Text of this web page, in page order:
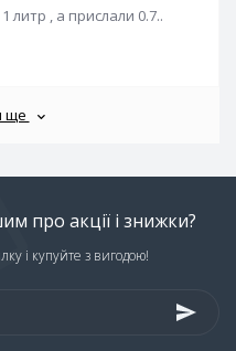
литр , а прислали 0.7..
ще
про акції і знижки?
і купуйте з вигодою!